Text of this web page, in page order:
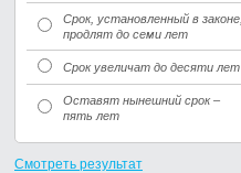
Срок, установленный в законе,
продлят до семи лет
Срок увеличат до десяти лет
Оставят нынешний срок –
пять лет
Смотреть результат